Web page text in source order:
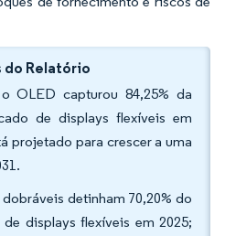
do Relatório
OLED capturou 84,25% da
de displays flexíveis em
projetado para crescer a uma
detinham 70,20% do
displays flexíveis em 2025;